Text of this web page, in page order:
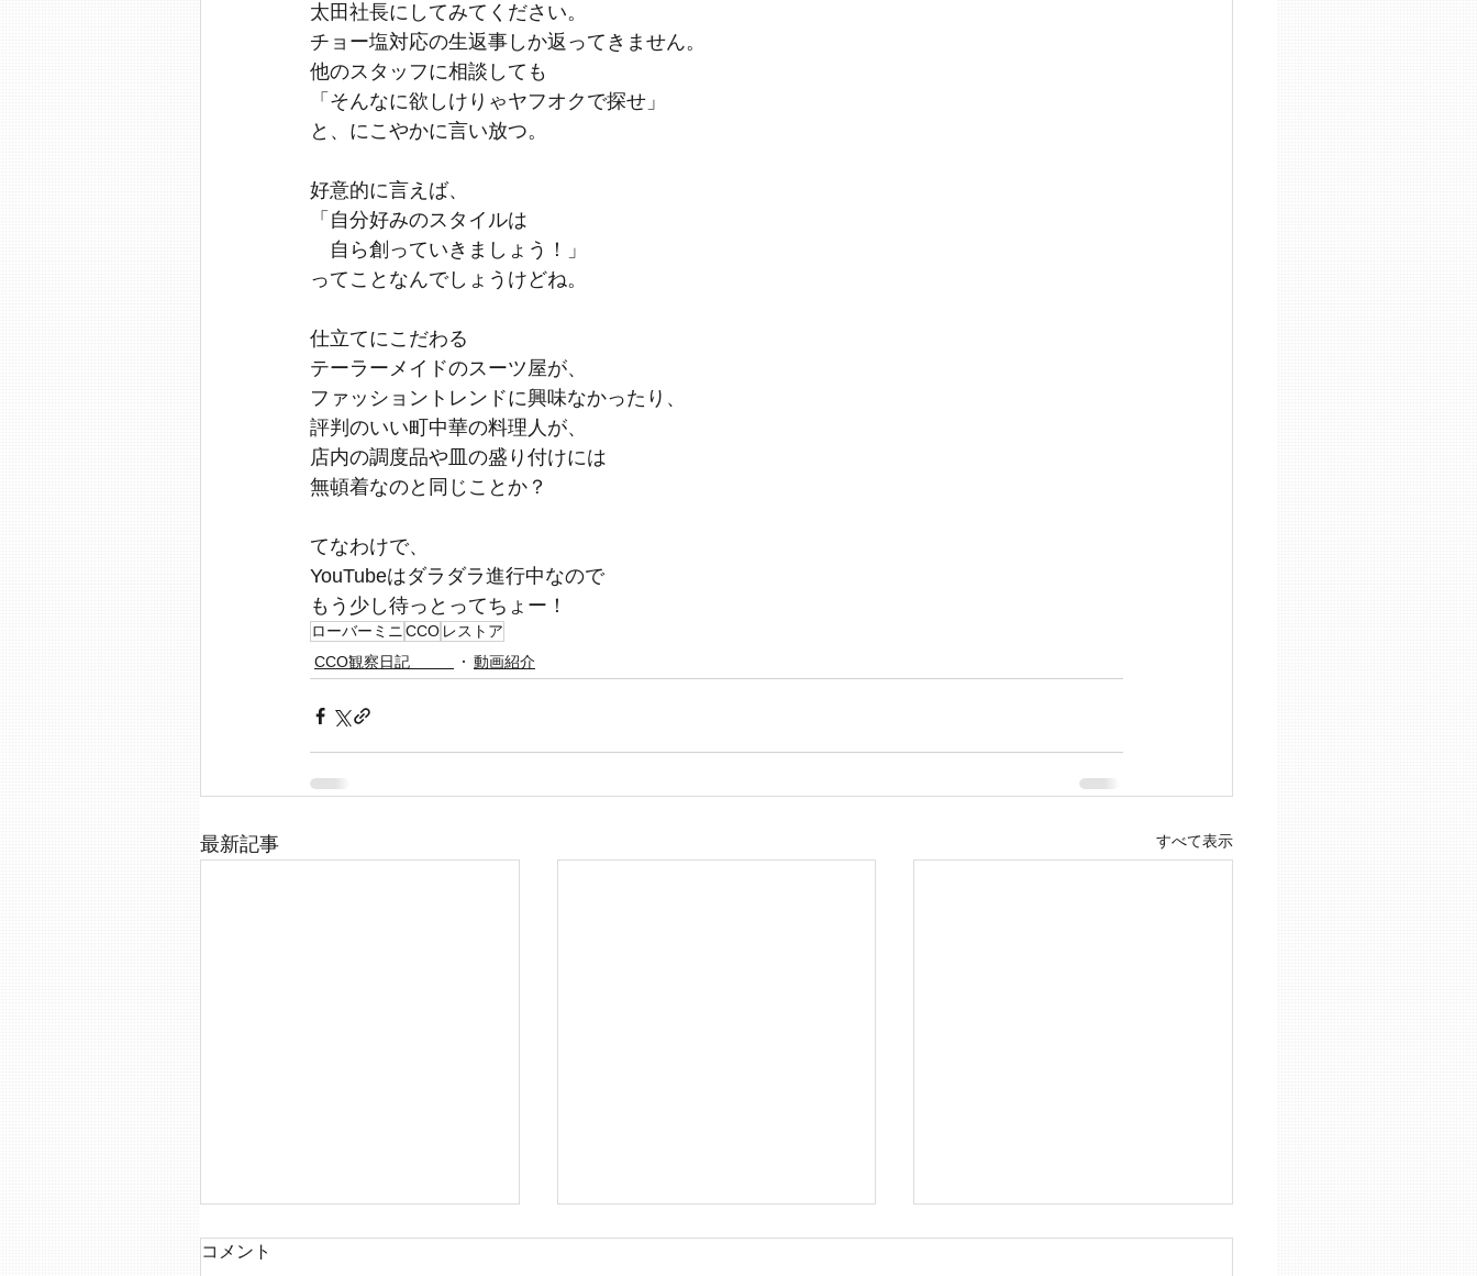
太田社長にしてみてください。
チョー塩対応の生返事しか返ってきません。
他のスタッフに相談しても
「そんなに欲しけりゃヤフオクで探せ」
と、にこやかに言い放つ。
好意的に言えば、
「自分好みのスタイルは
自ら創っていきましょう！」
ってことなんでしょうけどね。
仕立てにこだわる
テーラーメイドのスーツ屋が、
ファッショントレンドに興味なかったり、
評判のいい町中華の料理人が、
店内の調度品や皿の盛り付けには
無頓着なのと同じことか？
てなわけで、
YouTubeはダラダラ進行中なので
もう少し待っとってちょー！
ローバーミニCCO レストア
CCO観察日記
動画紹介
最新記事 すべて表示
コメント